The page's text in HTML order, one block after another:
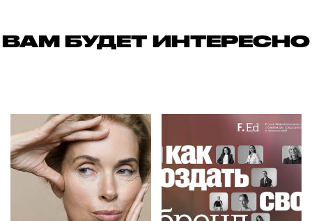
ВАМ БУДЕТ ИНТЕРЕСНО